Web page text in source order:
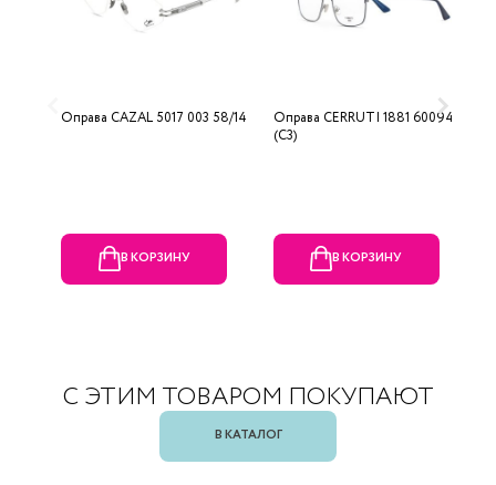
Оправа CAZAL 5017 003 58/14
В КОРЗИНУ
Оправа CERRUTI 1881 60094
(C3)
В КОРЗИНУ
С ЭТИМ ТОВАРОМ ПОКУПАЮТ
В КАТАЛОГ